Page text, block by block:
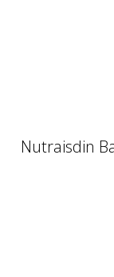
Nutraisdin